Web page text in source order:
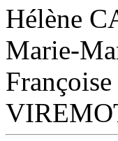
Hélène
Marie-